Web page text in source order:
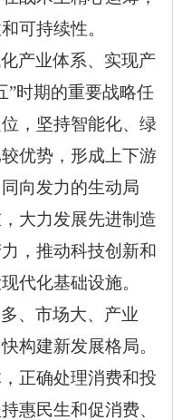
可持续性。
产业体系、实现产
”时期的重要战略任
，坚持智能化、绿
优势，形成上下游
向发力的生动局
大力发展先进制造
，推动科技创新和
代化基础设施。
、市场大、产业
构建新发展格局。
正确处理消费和投
惠民生和促消费、